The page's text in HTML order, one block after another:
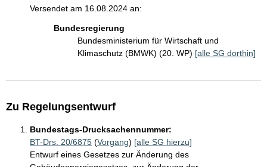
Versendet am 16.08.2024 an:
Bundesregierung
Bundesministerium für Wirtschaft und
Klimaschutz (BMWK) (20. WP) [alle SG dorthin]
Zu Regelungsentwurf
Bundestags-Drucksachennummer:
BT-Drs. 20/6875 (Vorgang) [alle SG hierzu]
Entwurf eines Gesetzes zur Änderung des